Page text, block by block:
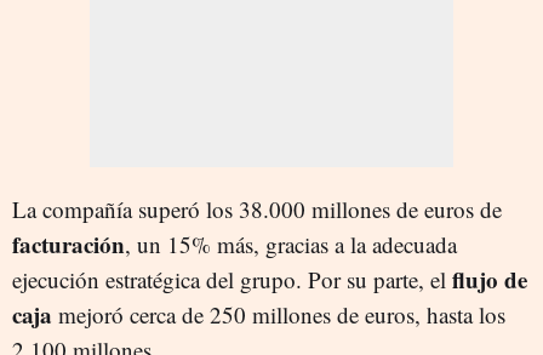
La compañía superó los 38.000 millones de euros de
facturación, un 15% más, gracias a la adecuada
ejecución estratégica del grupo. Por su parte, el flujo de
caja mejoró cerca de 250 millones de euros, hasta los